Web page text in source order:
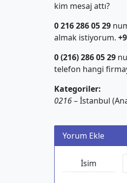
kim mesaj attı?
0 216 286 05 29
almak istiyorum.
0 (216) 286 05 29
telefon hangi
Kategoriler:
0216– İstanbul
Yorum Ekle
İsim